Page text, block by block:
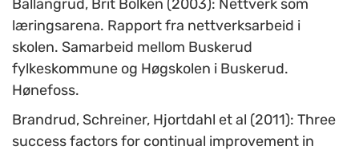
Ballangrud, Brit Bolken (2003): Nettverk som
læringsarena. Rapport fra nettverksarbeid i
skolen. Samarbeid mellom Buskerud
fylkeskommune og Høgskolen i Buskerud.
Hønefoss.
Brandrud, Schreiner, Hjortdahl et al (2011): Three
success factors for continual improvement in